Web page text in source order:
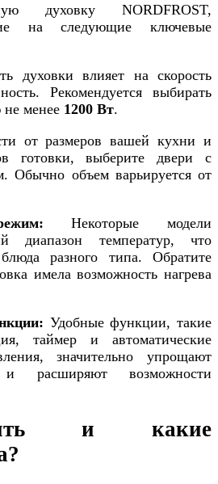
духовку NORDFROST,
на следующие ключевые
духовки влияет на скорость
Рекомендуется выбирать
менее 1200 Вт.
от размеров вашей кухни и
готовки, выберите двери с
Обычно объем варьируется от
Некоторые модели
диапазон температур, что
разного типа. Обратите
имела возможность нагрева
Удобные функции, такие
таймер и автоматические
значительно упрощают
расширяют возможности
и какие